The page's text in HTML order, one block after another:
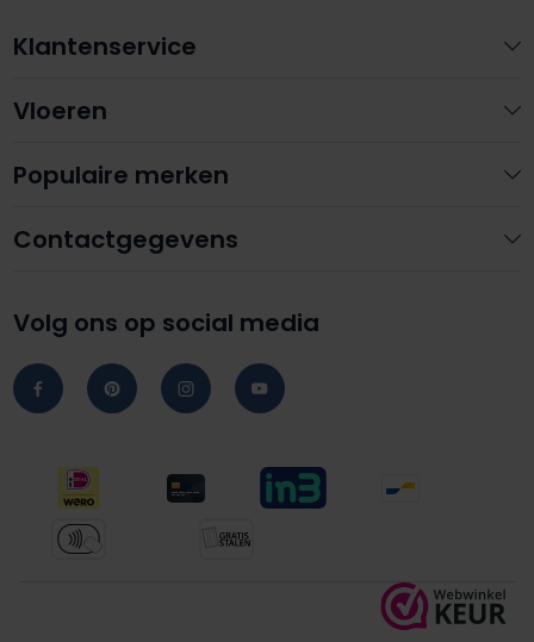
Contactgegevens
Volg ons op social media
Klantenservice
Vloeren
Populaire merken